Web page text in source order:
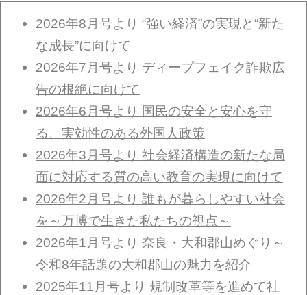
2026年8月号より “強い経済”の実現と“新た
な成長”に向けて
2026年7月号より ディープフェイク詐欺広
告の根絶に向けて
2026年6月号より 国民の安全と安心を守
る、実効性のある外国人政策
2026年3月号より 社会経済構造の新たな局
面に対応する質の高い教育の実現に向けて
2026年2月号より 誰もが暮らしやすい社会
を～万博で生きた私たちの視点～
2026年1月号より 奈良・大和郡山めぐり～
令和8年話題の大和郡山の魅力を紹介
2025年11月号より 規制改革等を進めて社